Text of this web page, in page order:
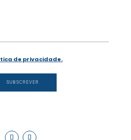
de privacidade.
SUBSCREVER